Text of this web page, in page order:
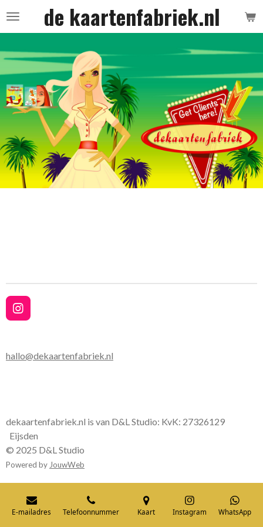
Ga
de
hoofdinhoud
de kaartenfabriek.nl
I
n
a
hallo@dekaartenfabriek.nl
dekaartenfabriek.nl is van D&L Studio: KvK: 27326129
Eijsden
© 2025 D&L Studio
Powered by JouwWeb
E-mailadres Telefoonnummer Kaart Instagram WhatsApp